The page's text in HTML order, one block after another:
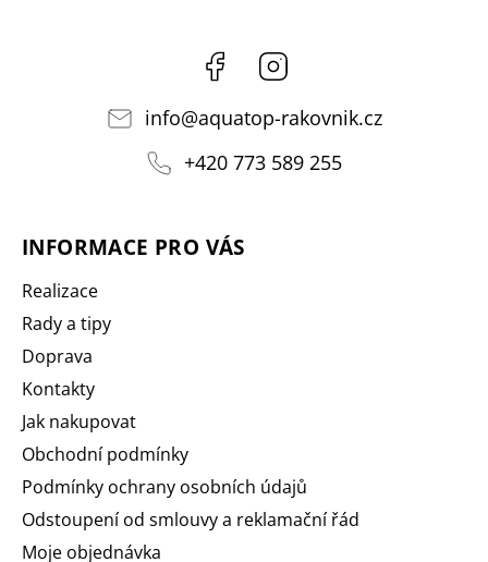
Facebook
info@aquatop-rakovnik.cz
+420 773 589 255
INFORMACE PRO VÁS
Realizace
Rady a tipy
Doprava
Kontakty
Jak nakupovat
Obchodní podmínky
Podmínky ochrany osobních údajů
Odstoupení od smlouvy a reklamační řád
Moje objednávka